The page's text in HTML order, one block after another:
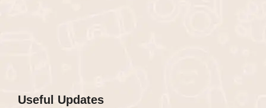
Useful Updates